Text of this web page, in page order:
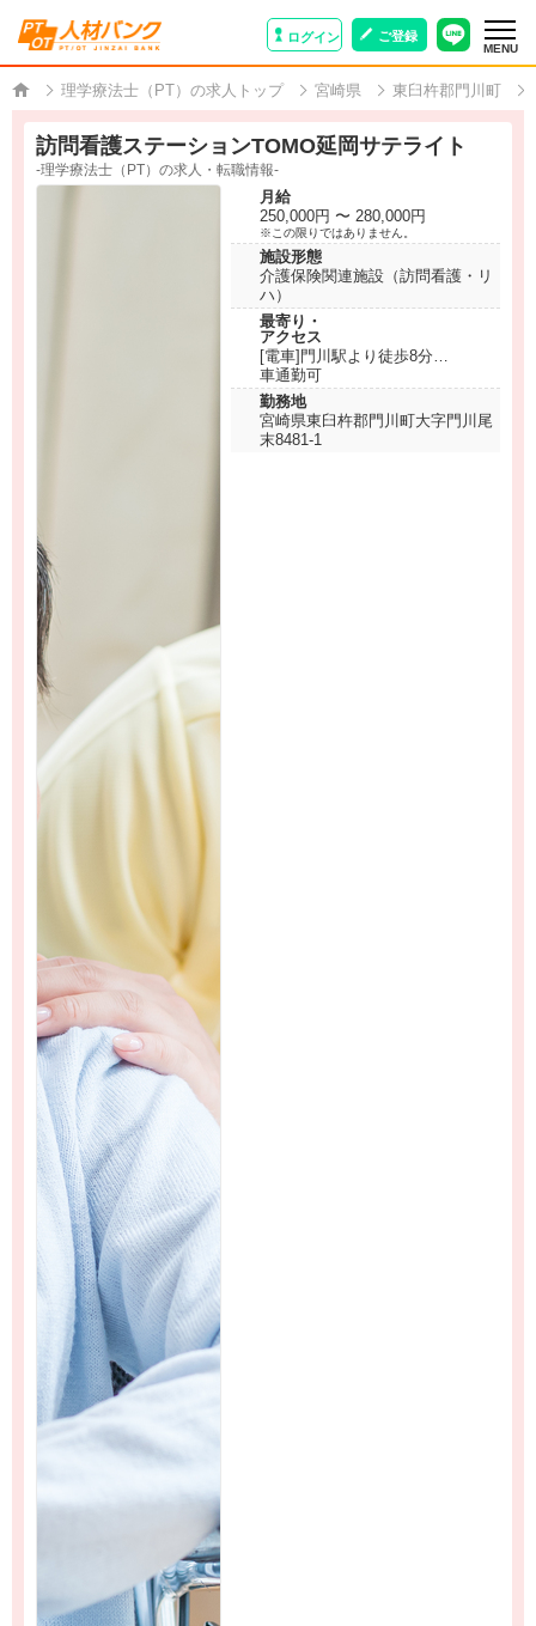
ログイン ご登録
MENU
理学療法士（PT）の求人トップ 宮崎県 東臼杵郡門川町
訪問看護ステーションTOMO延岡サテライト
-理学療法士（PT）の求人・転職情報-
月給
250,000円 〜 280,000円
※この限りではありません。
施設形態
介護保険関連施設（訪問看護・リ
ハ）
最寄り・
アクセス
[電車]門川駅より徒歩8分
車通勤可
勤務地
宮崎県東臼杵郡門川町大字門川尾
末8481-1